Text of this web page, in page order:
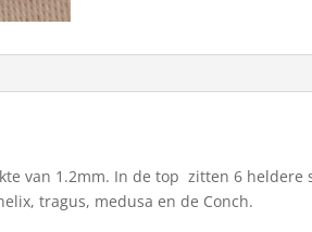
van 1.2mm. In de top zitten 6
tragus, medusa en de Conch.